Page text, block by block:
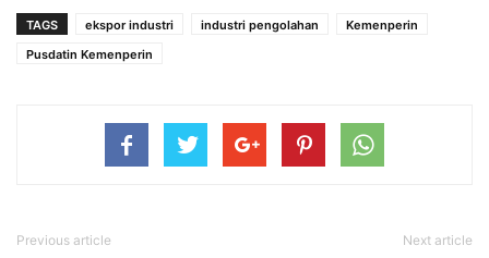
TAGS ekspor industri industri pengolahan
Kemenperin
Pusdatin Kemenperin
Previous article Next article